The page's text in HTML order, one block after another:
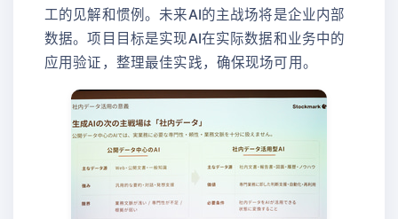
工的见解和惯例。未来AI的主战场将是企业内部
数据。项目目标是实现AI在实际数据和业务中的
应用验证，整理最佳实践，确保现场可用。